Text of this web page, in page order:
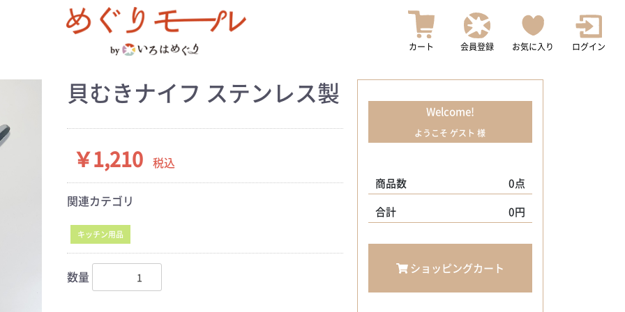
カート 会員登録 お気に入り ログイン
貝むきナイフ ステンレス製
￥1,210 税込
関連カテゴリ
キッチン用品
数量
Welcome!
ようこそ ゲスト 様
商品数
0点
合計
0円
ショッピングカート